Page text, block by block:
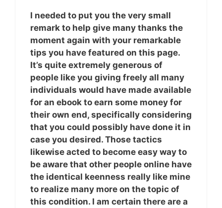
I needed to put you the very small
remark to help give many thanks the
moment again with your remarkable
tips you have featured on this page.
It’s quite extremely generous of
people like you giving freely all many
individuals would have made available
for an ebook to earn some money for
their own end, specifically considering
that you could possibly have done it in
case you desired. Those tactics
likewise acted to become easy way to
be aware that other people online have
the identical keenness really like mine
to realize many more on the topic of
this condition. I am certain there are a